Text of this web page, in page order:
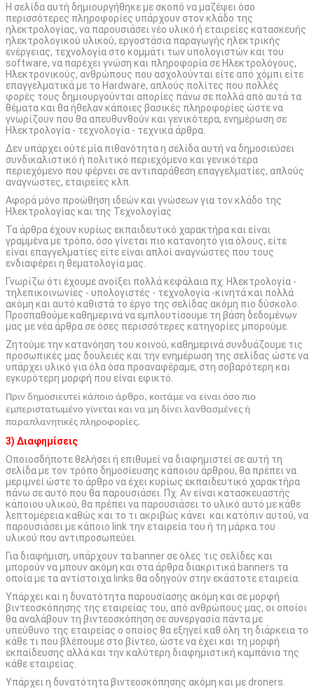
Η σελίδα αυτή δημιουργήθηκε με σκοπό να μαζέψει όσο
περισσότερες πληροφορίες υπάρχουν στον κλάδο της
ηλεκτρολογίας, να παρουσιάσει νέο υλικό ή εταιρείες κατασκευής
ηλεκτρολογικού υλικού, εργοστάσια παραγωγής ηλεκτρικής
ενέργειας, τεχνολογία στο κομμάτι των υπολογιστών και του
software, να παρέχει γνώση και πληροφορία σε Ηλεκτρολόγους,
Ηλεκτρονικούς, ανθρώπους που ασχολούνται είτε από χόμπι είτε
επαγγελματικά με το Hardware, απλούς πολίτες που πολλές
φορές τους δημιουργούνται απορίες πάνω σε πολλά από αυτά τα
θέματα και θα ήθελαν κάποιες βασικές πληροφορίες ώστε να
γνωρίζουν που θα απευθυνθούν και γενικότερα, ενημέρωση σε
Ηλεκτρολογία - τεχνολογία - τεχνικά άρθρα.
Δεν υπάρχει ούτε μία πιθανότητα η σελίδα αυτή να δημοσιεύσει
συνδικαλιστικό ή πολιτικό περιεχόμενο και γενικότερα
περιεχόμενο που φέρνει σε αντιπαράθεση επαγγελματίες, απλούς
αναγνώστες, εταιρείες κλπ.
Αφορά μόνο προώθηση ιδεών και γνώσεων για τον κλάδο της
Ηλεκτρολογίας και της Τεχνολογίας.
Τα άρθρα έχουν κυρίως εκπαιδευτικό χαρακτήρα και είναι
γραμμένα με τρόπο, όσο γίνεται πιο κατανοητό για όλους, είτε
είναι επαγγελματίες είτε είναι απλοί αναγνώστες που τους
ενδιαφέρει η θεματολογία μας.
Γνωρίζω ότι έχουμε ανοίξει πολλά κεφάλαια πχ: Ηλεκτρολογία -
τηλεπικοινωνίες - υπολογιστές - τεχνολογία -κινητά και πολλά
ακόμη και αυτό καθιστά το έργο της σελίδας ακόμη πιο δύσκολο.
Προσπαθούμε καθημερινά να εμπλουτίσουμε τη βάση δεδομένων
μας με νέα άρθρα σε όσες περισσότερες κατηγορίες μπορούμε.
Ζητούμε την κατανόηση του κοινού, καθημερινά συνδυάζουμε τις
προσωπικές μας δουλειές και την ενημέρωση της σελίδας ώστε να
υπάρχει υλικό για όλα όσα προαναφέραμε, στη σοβαρότερη και
εγκυρότερη μορφή που είναι εφικτό.
Πριν δημοσιευτεί κάποιο άρθρο, κοιτάμε να είναι όσο πιο
εμπεριστατωμένο γίνεται και να μη δίνει λανθασμένες ή
παραπλανητικές πληροφορίες.
3) Διαφημίσεις
Οποιοσδήποτε θελήσει ή επιθυμεί να διαφημιστεί σε αυτή τη
σελίδα με τον τρόπο δημοσίευσης κάποιου άρθρου, θα πρέπει να
μεριμνεί ώστε το άρθρο να έχει κυρίως εκπαιδευτικό χαρακτήρα
πάνω σε αυτό που θα παρουσιάσει. Πχ: Αν είναι κατασκευαστής
κάποιου υλικού, θα πρέπει να παρουσιάσει το υλικό αυτό με κάθε
λεπτομέρεια καθώς και το τι ακριβώς κάνει και κατόπιν αυτού, να
παρουσιάσει με κάποιο link την εταιρεία του ή τη μάρκα του
υλικού που αντιπροσωπεύει.
Για διαφήμιση, υπάρχουν τα banner σε όλες τις σελίδες και
μπορούν να μπουν ακόμη και στα άρθρα διακριτικά banners τα
οποία με τα αντίστοιχα links θα οδηγούν στην εκάστοτε εταιρεία.
Υπάρχει και η δυνατότητα παρουσίασης ακόμη και σε μορφή
βιντεοσκόπησης της εταιρείας του, από ανθρώπους μας, οι οποίοι
θα αναλάβουν τη βιντεοσκόπηση σε συνεργασία πάντα με
υπεύθυνο της εταιρείας ο οποίος θα εξηγεί καθ όλη τη διάρκεια το
κάθε τι που βλέπουμε στο βίντεο, ώστε να έχει και τη μορφή
εκπαίδευσης αλλά και την καλύτερη διαφημιστική καμπάνια της
κάθε εταιρείας.
Υπάρχει η δυνατότητα βιντεοσκόπησης ακόμη και με droners.